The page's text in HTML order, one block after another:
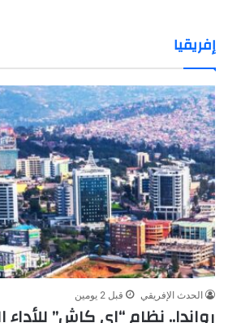
إفريقيا
الحدث الإفريقي قبل 2 يومين